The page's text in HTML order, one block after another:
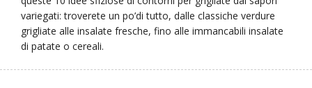
variegati: troverete un po’di tutto, dalle classiche verdure
grigliate alle insalate fresche, fino alle immancabili insalate
di patate o cereali.